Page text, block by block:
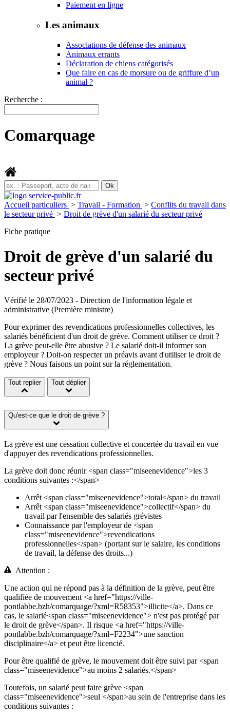
Paiement en ligne
Les animaux
Associations de défense des animaux
Animaux errants
Déclaration de chiens catégorisés
Que faire en cas de morsure ou de griffure d’un
animal ?
Recherche :
Comarquage
Accueil particuliers > Travail - Formation > Conflits du travail dans
le secteur privé > Droit de grève d'un salarié du secteur privé
Fiche pratique
Droit de grève d'un salarié du
secteur privé
Vérifié le 28/07/2023 - Direction de l'information légale et
administrative (Première ministre)
Pour exprimer des revendications professionnelles collectives, les
salariés bénéficient d'un droit de grève. Comment utiliser ce droit ?
La grève peut-elle être abusive ? Le salarié doit-il informer son
employeur ? Doit-on respecter un préavis avant d'utiliser le droit de
grève ? Nous faisons un point sur la réglementation.
Tout replier Tout déplier
Qu'est-ce que le droit de grève ?
La grève est une cessation collective et concertée du travail en vue
d'appuyer des revendications professionnelles.
La grève doit donc réunir <span class="miseenevidence">les 3
conditions suivantes :</span>
Arrêt <span class="miseenevidence">total</span> du travail
Arrêt <span class="miseenevidence">collectif</span> du
travail par l'ensemble des salariés grévistes
Connaissance par l'employeur de <span
class="miseenevidence">revendications
professionnelles</span> (portant sur le salaire, les conditions
de travail, la défense des droits...)
Attention :
Une action qui ne répond pas à la définition de la grève, peut être
qualifiée de mouvement <a href="https://ville-
pontlabbe.bzh/comarquage/?xml=R58353">illicite</a>. Dans ce
cas, le salarié<span class="miseenevidence"> n'est pas protégé par
le droit de grève</span>. Il risque <a href="https://ville-
pontlabbe.bzh/comarquage/?xml=F2234">une sanction
disciplinaire</a> et peut être licencié.
Pour être qualifié de grève, le mouvement doit être suivi par <span
class="miseenevidence">au moins 2 salariés.</span>
Toutefois, un salarié peut faire grève <span
class="miseenevidence">seul </span>au sein de l'entreprise dans les
conditions suivantes :